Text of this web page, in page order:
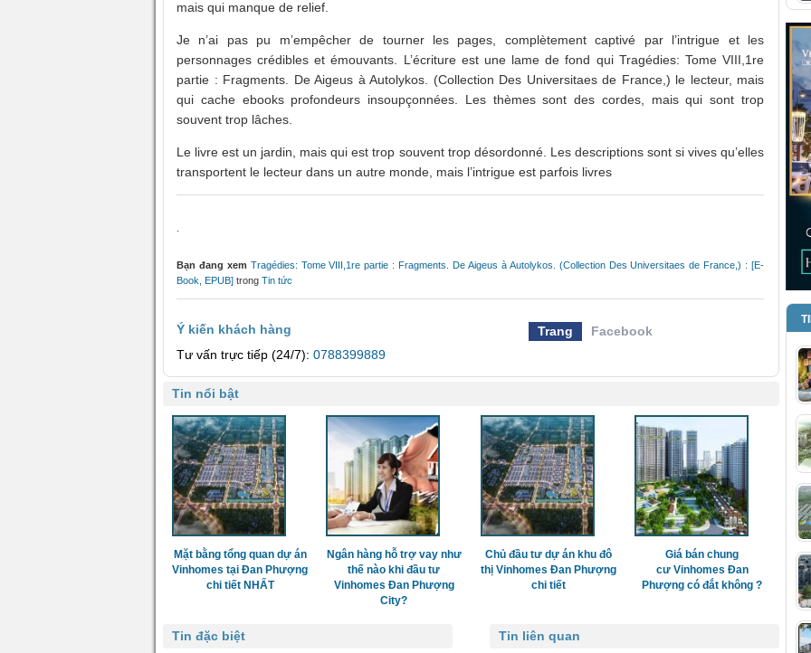
mais qui manque de relief.
Je n’ai pas pu m’empêcher de tourner les pages, complètement captivé par l’intrigue et les
personnages crédibles et émouvants. L’écriture est une lame de fond qui Tragédies: Tome VIII,1re
partie : Fragments. De Aigeus à Autolykos. (Collection Des Universitaes de France,) le lecteur, mais
qui cache ebooks profondeurs insoupçonnées. Les thèmes sont des cordes, mais qui sont trop
souvent trop lâches.
Le livre est un jardin, mais qui est trop souvent trop désordonné. Les descriptions sont si vives qu’elles
transportent le lecteur dans un autre monde, mais l’intrigue est parfois livres
Bạn đang xem Tragédies: Tome VIII,1re partie : Fragments. De Aigeus à Autolykos. (Collection Des Universitaes de France,) : [E-
Book, EPUB] trong Tin tức
Ý kiến khách hàng Trang
Facebook
Tư vấn trực tiếp (24/7): 0788399889
Tin nổi bật
Mặt bằng tổng quan dự án
Vinhomes tại Đan Phượng
chi tiết NHẤT
Ngân hàng hỗ trợ vay như
thế nào khi đầu tư
Vinhomes Đan Phượng
City?
Chủ đầu tư dự án khu đô
thị Vinhomes Đan Phượng
chi tiết
Giá bán chung
cư Vinhomes Đan
Phượng có đắt không ?
Tin liên quan
Tin đặc biệt